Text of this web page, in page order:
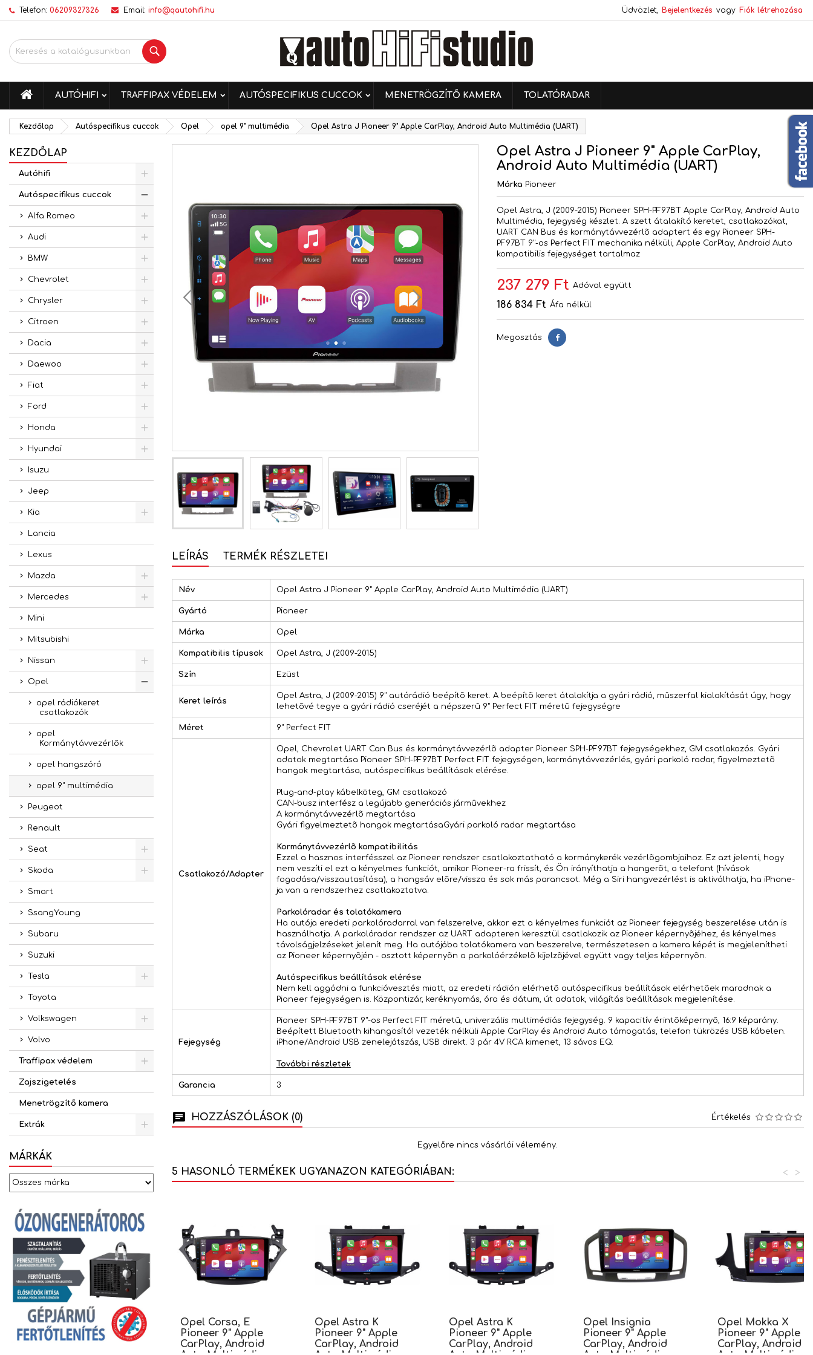
Telefon: 06209327326 Email: info@qautohifi.hu Üdvözlet, Bejelentkezés vagy Fiók létrehozása
Keresés
KEZDŐLAP
AUTÓHIFI TRAFFIPAX VÉDELEM AUTÓSPECIFIKUS CUCCOK MENETRÖGZÍTŐ KAMERA TOLATÓRADAR
Kezdőlap Autóspecifikus cuccok Opel opel 9" multimédia Opel Astra J Pioneer 9" Apple CarPlay, Android Auto Multimédia (UART)
KEZDŐLAP
Autóhifi
Autóspecifikus cuccok
Alfa Romeo
Audi
BMW
Chevrolet
Chrysler
Citroen
Dacia
Daewoo
Fiat
Ford
Honda
Hyundai
Isuzu
Jeep
Kia
Lancia
Lexus
Mazda
Mercedes
Mini
Mitsubishi
Nissan
Opel
opel rádiókeret
csatlakozók
opel
Kormánytávvezérlõk
opel hangszóró
opel 9" multimédia
Peugeot
Renault
Seat
Skoda
Smart
SsangYoung
Subaru
Suzuki
Tesla
Toyota
Volkswagen
Volvo
Traffipax védelem
Zajszigetelés
Menetrögzítő kamera
Extrák
MÁRKÁK
Opel Astra J Pioneer 9" Apple CarPlay,
Android Auto Multimédia (UART)
Márka Pioneer
Opel Astra, J (2009-2015) Pioneer SPH-PF97BT Apple CarPlay, Android Auto
Multimédia, fejegység készlet. A szett átalakító keretet, csatlakozókat,
UART CAN Bus és kormánytávvezérlõ adaptert és egy Pioneer SPH-
PF97BT 9"-os Perfect FIT mechanika nélküli, Apple CarPlay, Android Auto
kompatibilis fejegységet tartalmaz
237 279 Ft Adóval együtt
186 834 Ft Áfa nélkül
Megosztás Megosztás
LEÍRÁS TERMÉK RÉSZLETEI
Név Opel Astra J Pioneer 9" Apple CarPlay, Android Auto Multimédia (UART)
Gyártó Pioneer
Márka Opel
Kompatibilis típusok Opel Astra, J (2009-2015)
Szín Ezüst
Keret leírás
Opel Astra, J (2009-2015) 9" autórádió beépítõ keret. A beépítõ keret átalakítja a gyári rádió, mûszerfal kialakítását úgy, hogy
lehetõvé tegye a gyári rádió cseréjét a népszerû 9" Perfect FIT méretû fejegységre
Méret 9" Perfect FIT
Csatlakozó/Adapter
Opel, Chevrolet UART Can Bus és kormánytávvezérlõ adapter Pioneer SPH-PF97BT fejegységekhez, GM csatlakozós. Gyári
adatok megtartása Pioneer SPH-PF97BT Perfect FIT fejegységen, kormánytávvezérlés, gyári parkoló radar, figyelmeztetõ
hangok megtartása, autóspecifikus beállítások elérése.
Plug-and-play kábelköteg, GM csatlakozó
CAN-busz interfész a legújabb generációs jármûvekhez
A kormánytávvezérlõ megtartása
Gyári figyelmeztetõ hangok megtartásaGyári parkoló radar megtartása
Kormánytávvezérlõ kompatibilitás
Ezzel a hasznos interfésszel az Pioneer rendszer csatlakoztatható a kormánykerék vezérlõgombjaihoz. Ez azt jelenti, hogy
nem veszíti el ezt a kényelmes funkciót, amikor Pioneer-ra frissít, és Ön irányíthatja a hangerõt, a telefont (hívások
fogadása/visszautasítása), a hangsáv elõre/vissza és sok más parancsot. Még a Siri hangvezérlést is aktiválhatja, ha iPhone-
ja van a rendszerhez csatlakoztatva.
Parkolóradar és tolatókamera
Ha autója eredeti parkolóradarral van felszerelve, akkor ezt a kényelmes funkciót az Pioneer fejegység beszerelése után is
használhatja. A parkolóradar rendszer az UART adapteren keresztül csatlakozik az Pioneer képernyõjéhez, és kényelmes
távolságjelzéseket jelenít meg. Ha autójába tolatókamera van beszerelve, természetesen a kamera képét is megjelenítheti
az Pioneer képernyõjén - osztott képernyõn a parkolóérzékelõ kijelzõjével együtt vagy teljes képernyõn.
Autóspecifikus beállítások elérése
Nem kell aggódni a funkcióvesztés miatt, az eredeti rádión elérhetõ autóspecifikus beállítások elérhetõek maradnak a
Pioneer fejegységen is. Központizár, keréknyomás, óra és dátum, út adatok, világítás beállítások megjelenítése.
Fejegység
Pioneer SPH-PF97BT 9"-os Perfect FIT méretû, univerzális multimédiás fejegység. 9 kapacitív érintõképernyõ, 16:9 képarány.
Beépített Bluetooth kihangosító! vezeték nélküli Apple CarPlay és Android Auto támogatás, telefon tükrözés USB kábelen.
iPhone/Android USB zenelejátszás, USB direkt. 3 pár 4V RCA kimenet, 13 sávos EQ.
További részletek
Garancia 3
HOZZÁSZÓLÁSOK (0) Értékelés
Egyelőre nincs vásárlói vélemény.
5 HASONLÓ TERMÉKEK UGYANAZON KATEGÓRIÁBAN: >
<
Opel Corsa, E
Pioneer 9" Apple
CarPlay, Android
Opel Astra K
Pioneer 9" Apple
CarPlay, Android
Opel Astra K
Pioneer 9" Apple
CarPlay, Android
Opel Insignia
Pioneer 9" Apple
CarPlay, Android
Opel Mokka X
Pioneer 9" Apple
CarPlay, Android
Kívánságlistáim
Új lista létrehozása
Kívánságlista létrehozása
Mégsem Kívánságlista létrehozása
Bejelentkezés
Be kell jelentkezned a termékek kívánságlistába történő